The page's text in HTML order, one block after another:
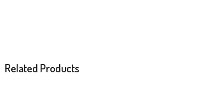
Related Products